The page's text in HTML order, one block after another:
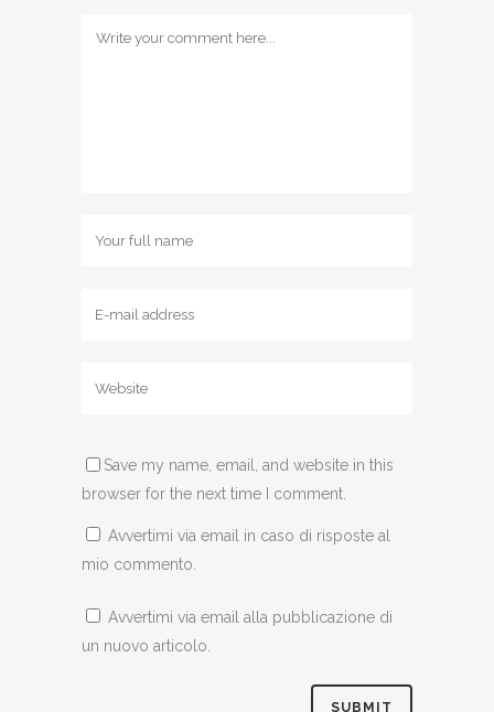
Save my name, email, and website in this
browser for the next time I comment.
Avvertimi via email in caso di risposte al
mio commento.
Avvertimi via email alla pubblicazione di
un nuovo articolo.